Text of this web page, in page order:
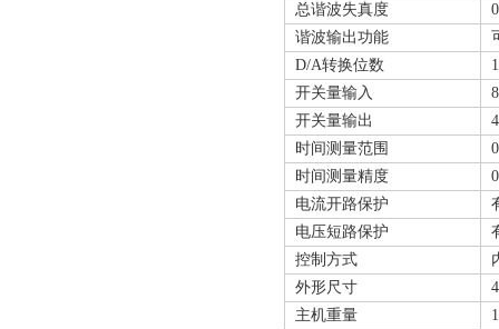
总谐波失真度
谐波输出功能
D/A转换位数
开关量输入
开关量输出
时间测量范围
时间测量精度
电流开路保护
电压短路保护
控制方式
外形尺寸
主机重量